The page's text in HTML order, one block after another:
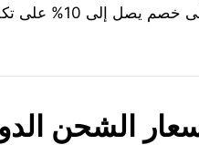
إلى 10% على تكلفة الشحن من الولايات المتحدة الأمريكية إلى بيرو.
الشحن